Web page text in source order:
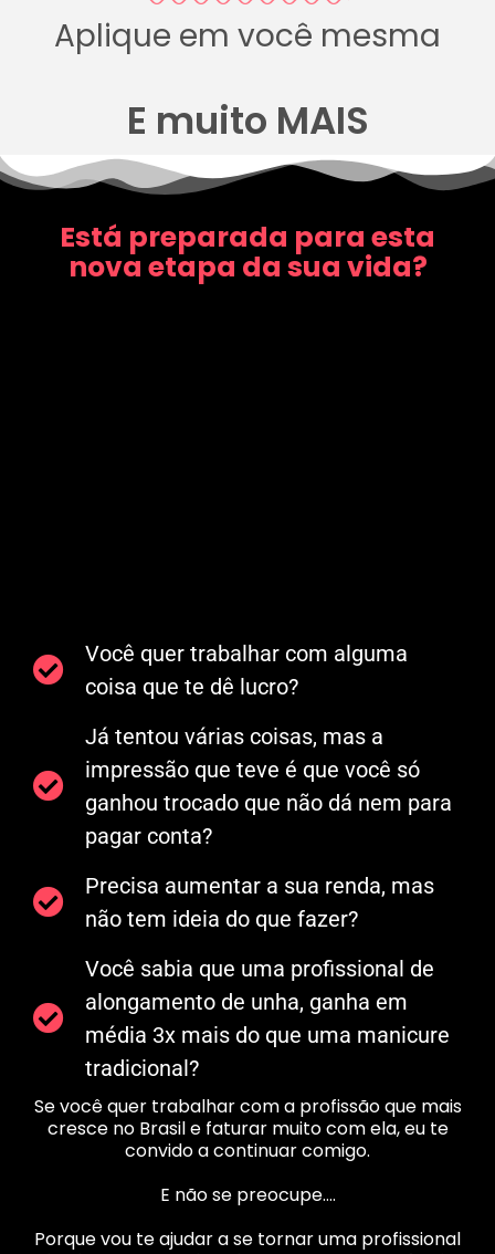
Aplique em você mesma
E muito MAIS
Está preparada para esta
nova etapa da sua vida?
Você quer trabalhar com alguma
coisa que te dê lucro?
Já tentou várias coisas, mas a
impressão que teve é que você só
ganhou trocado que não dá nem para
pagar conta?
Precisa aumentar a sua renda, mas
não tem ideia do que fazer?
Você sabia que uma profissional de
alongamento de unha, ganha em
média 3x mais do que uma manicure
tradicional?
Se você quer trabalhar com a profissão que mais
cresce no Brasil e faturar muito com ela, eu te
convido a continuar comigo.
E não se preocupe….
Porque vou te ajudar a se tornar uma profissional